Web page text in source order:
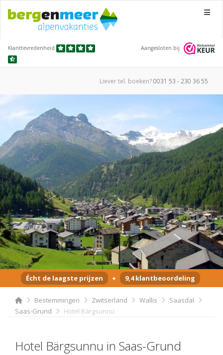
Menu
Klanttevredenheid Aangesloten bij
Liever tel. boeken?0031 53 - 230 36 55
Écht de laagste prijzen + 9,4 klantbeoordeling
Bestemmingen Zwitserland Wallis
Saasdal
Saas-Grund
Hotel Bärgsunnu
Hotel Bärgsunnu in Saas-Grund